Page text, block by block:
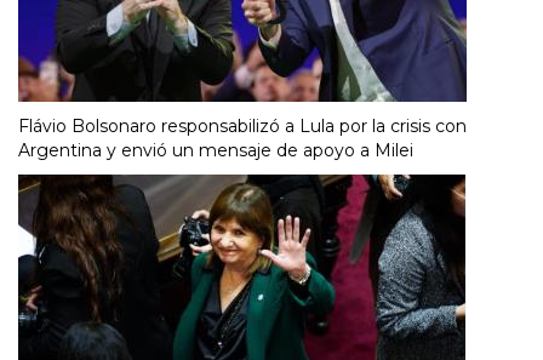
Flávio Bolsonaro responsabilizó a Lula por la crisis con
Argentina y envió un mensaje de apoyo a Milei